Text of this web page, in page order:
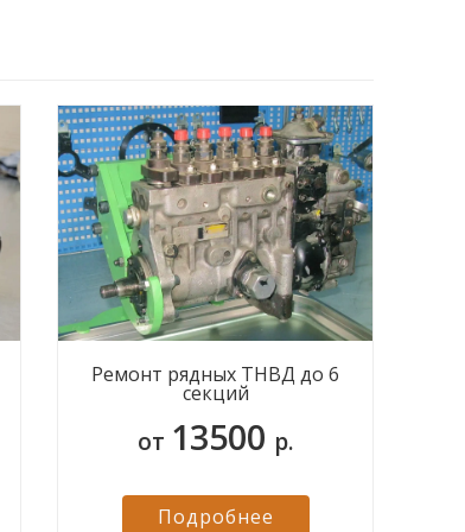
Ремонт рядных ТНВД до 6
секций
от 13500 р.
Подробнее